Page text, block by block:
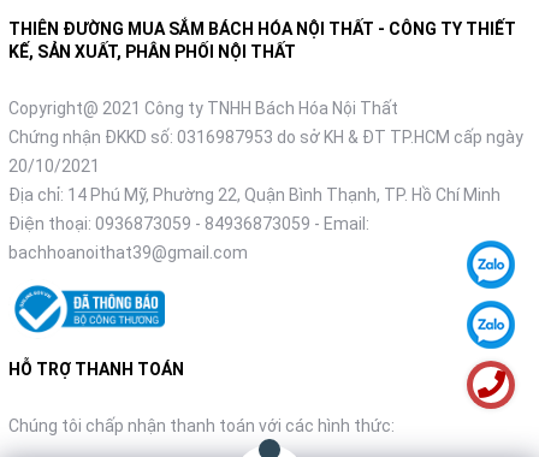
THIÊN ĐƯỜNG MUA SẮM BÁCH HÓA NỘI THẤT - CÔNG TY THIẾT
KẾ, SẢN XUẤT, PHÂN PHỐI NỘI THẤT
Copyright@ 2021 Công ty TNHH Bách Hóa Nội Thất
Chứng nhận ĐKKD số: 0316987953 do sở KH & ĐT TP.HCM cấp ngày
20/10/2021
Địa chỉ: 14 Phú Mỹ, Phường 22, Quận Bình Thạnh, TP. Hồ Chí Minh
Điện thoại: 0936873059 - 84936873059 - Email:
bachhoanoithat39@gmail.com
HỖ TRỢ THANH TOÁN
Chúng tôi chấp nhận thanh toán với các hình thức: